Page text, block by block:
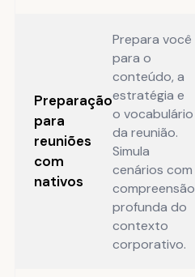
Preparação
para
reuniões
com
nativos
Prepara você
para o
conteúdo, a
estratégia e
o vocabulário
da reunião.
Simula
cenários com
compreensão
profunda do
contexto
corporativo.